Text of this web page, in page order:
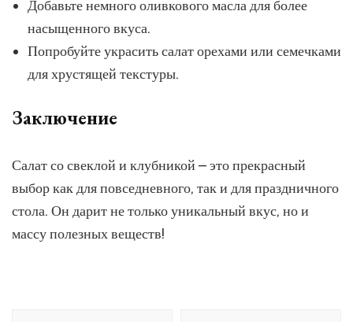
Добавьте немного оливкового масла для более
насыщенного вкуса.
Попробуйте украсить салат орехами или семечками
для хрустящей текстуры.
Заключение
Салат со свеклой и клубникой – это прекрасный
выбор как для повседневного, так и для праздничного
стола. Он дарит не только уникальный вкус, но и
массу полезных веществ!